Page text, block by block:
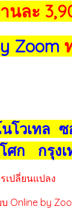
นละ
Zoom
นโวเทล
ศก กรุงเ
เปลี่ยนแปลง
Online by